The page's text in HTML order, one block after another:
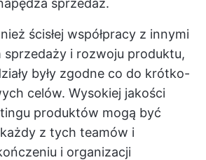
sprzedaż.
ścisłej współpracy z innymi
sprzedaży i rozwoju produktu,
były zgodne co do krótko-
celów. Wysokiej jakości
produktów mogą być
z tych teamów i
i organizacji